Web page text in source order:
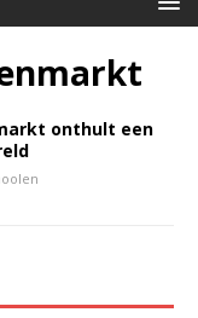
onthult een